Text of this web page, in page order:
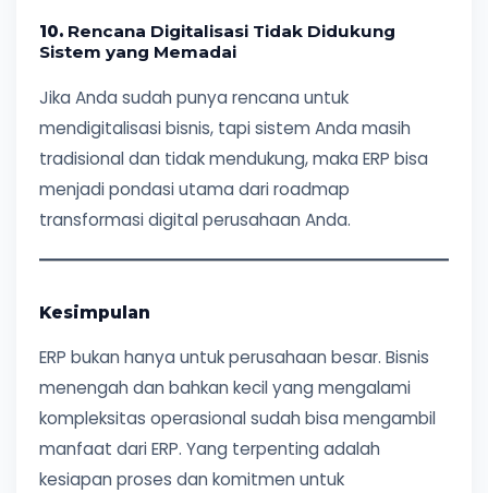
10. Rencana Digitalisasi Tidak Didukung
Sistem yang Memadai
Jika Anda sudah punya rencana untuk
mendigitalisasi bisnis, tapi sistem Anda masih
tradisional dan tidak mendukung, maka ERP bisa
menjadi pondasi utama dari roadmap
transformasi digital perusahaan Anda.
Kesimpulan
ERP bukan hanya untuk perusahaan besar. Bisnis
menengah dan bahkan kecil yang mengalami
kompleksitas operasional sudah bisa mengambil
manfaat dari ERP. Yang terpenting adalah
kesiapan proses dan komitmen untuk